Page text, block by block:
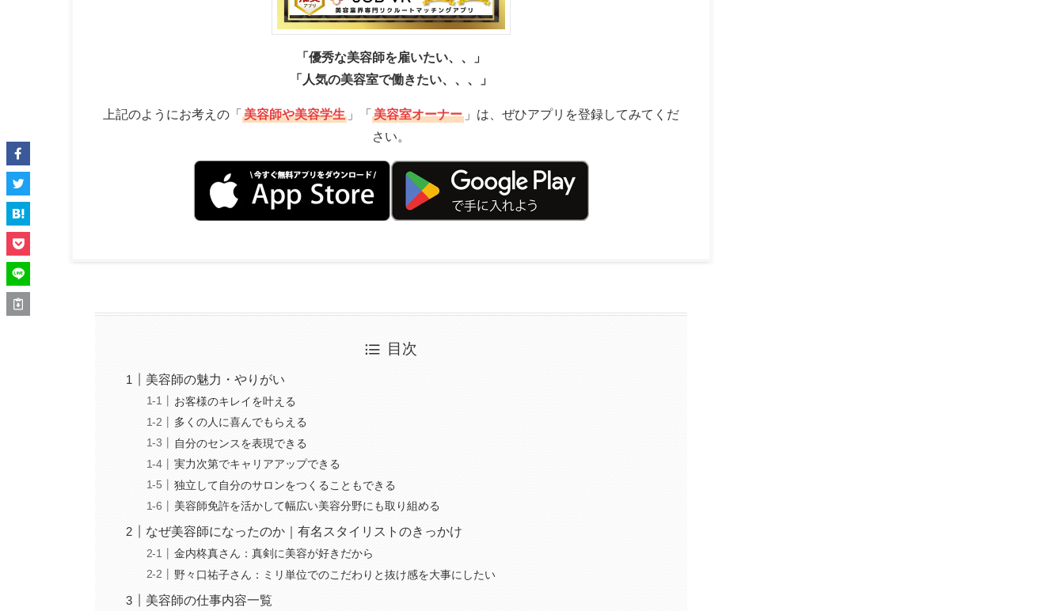
「優秀な美容師を雇いたい、、」
「人気の美容室で働きたい、、、」
上記のようにお考えの「 美容師や美容学生 」「 美容室オーナー 」は、ぜひアプリを登録してみてくだ
さい。
目次
美容師の魅力・やりがい
お客様のキレイを叶える
多くの人に喜んでもらえる
自分のセンスを表現できる
実力次第でキャリアアップできる
独立して自分のサロンをつくることもできる
美容師免許を活かして幅広い美容分野にも取り組める
なぜ美容師になったのか｜有名スタイリストのきっかけ
金内柊真さん：真剣に美容が好きだから
野々口祐子さん：ミリ単位でのこだわりと抜け感を大事にしたい
美容師の仕事内容一覧